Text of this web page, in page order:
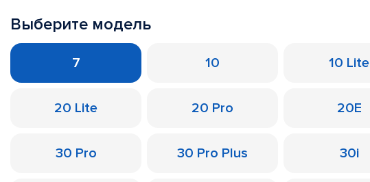
Выберите модель
7 10 10 Lite
20 Lite 20 Pro 20E
30 Pro 30 Pro Plus 30i